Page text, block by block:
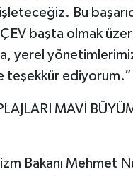
Bu
başta olmak
yerel
teşekkür ediyorum.”
MAVİ
Bakanı Mehmet